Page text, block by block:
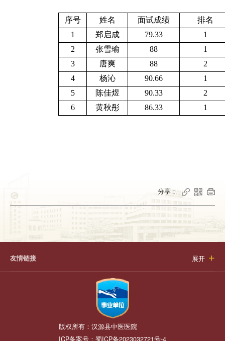
序号 姓名 面试成绩
排名
1
郑启成 79.33
1
2
张雪瑜 88
1
3
唐爽 88
2
4
杨沁 90.66
1
5
陈佳煜 90.33
2
6
黄秋彤 86.33 1
分享：   
友情链接 展开 
版权所有： 汉源县中医医院
ICP备案号： 蜀ICP备2023032721号-4